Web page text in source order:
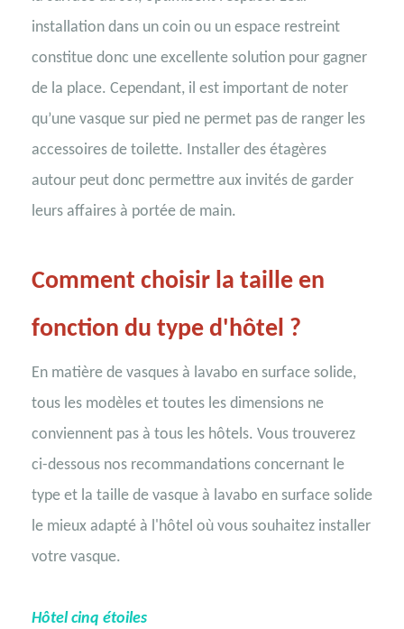
installation dans un coin ou un espace restreint
constitue donc une excellente solution pour gagner
de la place. Cependant, il est important de noter
qu’une vasque sur pied ne permet pas de ranger les
accessoires de toilette. Installer des étagères
autour peut donc permettre aux invités de garder
leurs affaires à portée de main.
Comment choisir la taille en
fonction du type d'hôtel ?
En matière de vasques à lavabo en surface solide,
tous les modèles et toutes les dimensions ne
conviennent pas à tous les hôtels. Vous trouverez
ci-dessous nos recommandations concernant le
type et la taille de vasque à lavabo en surface solide
le mieux adapté à l'hôtel où vous souhaitez installer
votre vasque.
Hôtel cinq étoiles